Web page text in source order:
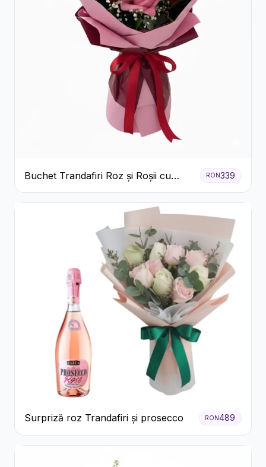
Buchet Trandafiri Roz și Roșii cu
Eucalipt și Gypsophila
RON339
Surpriză roz Trandafiri și prosecco RON489